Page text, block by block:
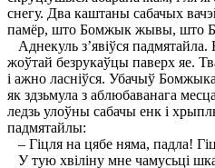
снегу. Два каштаны сабачых
памёр, што Бомжык жывы, што
Аднекуль з’явіўся
жоўтай безрукаўцы паверх яе.
і ажно ласніўся. Убачыў
як здзьмула з аблюбаванага
ледзь улоўны сабачы енк і
падмятайлы:
– Гіцля на цябе няма, падла!
У тую хвіліну мне чамусьці